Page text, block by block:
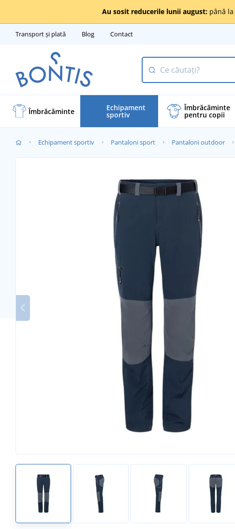
Au sosit reducerile lunii august: până la
Transport și plată Blog Contact
Îmbrăcăminte Echipament
sportiv
Îmbrăcăminte
pentru copii
Echipament sportiv Pantaloni sport Pantaloni outdoor